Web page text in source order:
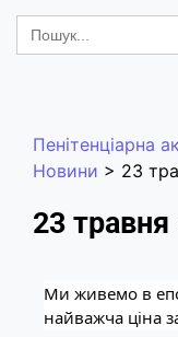
Search
for:
Пенітенціарна
Новини > 23
23
Ми живемо в
найважча ціна